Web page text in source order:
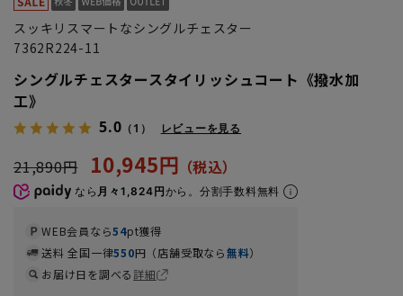
スッキリスマートなシングルチェスター
7362R224-11
シングルチェスタースタイリッシュコート《撥水加
工》
5.0 （1） レビューを見る
21,890円 10,945円
なら 月々1,824円から。分割手数料無料
WEB会員なら54pt獲得
送料 全国一律550円（店舗受取なら無料）
お届け日を調べる詳細